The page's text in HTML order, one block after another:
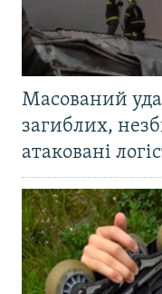
Масований
загиблих,
атаковані